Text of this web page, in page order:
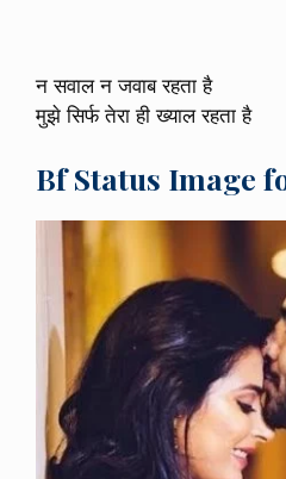
न सवाल न जवाब रहता है
मुझे सिर्फ तेरा ही ख्याल रहता है
Bf Status Image